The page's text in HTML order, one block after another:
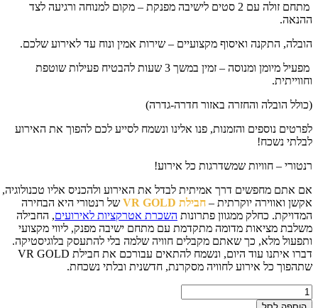
️ מתחם זולה עם 2 סטים לישיבה מפנקת – מקום למנוחה ורגיעה לצד
התקנה ואיסוף מקצועיים – שירות אמין ונוח עד לאירוע שלכם.
‍ מפעיל מיומן ומנוסה – זמין במשך 3 שעות להבטיח פעילות שוטפת
הובלה והחזרה באזור חדרה-גדרה)
נוספים והזמנות, פנו אלינו ונשמח לסייע לכם להפוך את האירוע
נשכח!
– חוויות שמשדרגות כל אירוע!
אתם מחפשים דרך אמיתית לבדל את האירוע ולהכניס אליו טכנולוגיה,
ואווירה יוקרתית –חבילת VR GOLDשל רנטורי היא הבחירה
כחלק ממגוון פתרונותהשכרת אטרקציות לאירועים, החבילה
מציאות מדומה מתקדמת עם מתחם ישיבה מפנק, ליווי מקצועי
מלא, כך שאתם מקבלים חוויה שלמה בלי להתעסק בלוגיסטיקה.
דברו איתנו עוד היום, ונשמח להתאים עבורכם את חבילת VR GOLD
כל אירוע לחוויה מסקרנת, חדשנית ובלתי נשכחת.